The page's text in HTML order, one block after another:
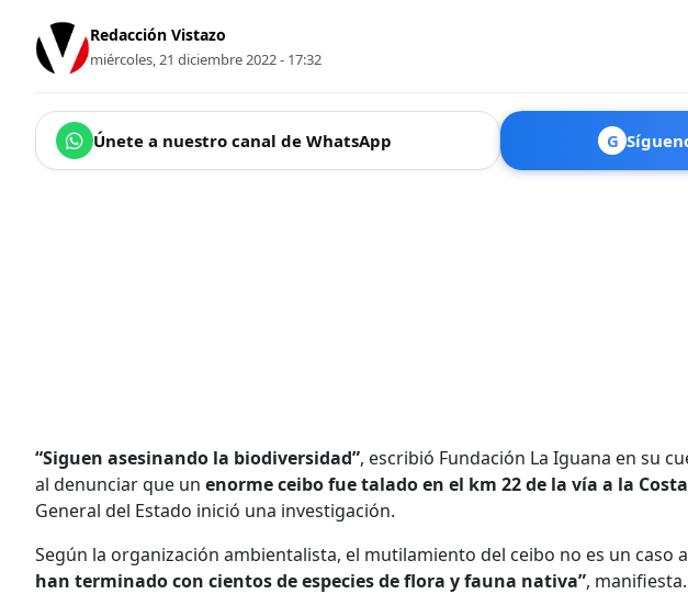
Redacción Vistazo
miércoles, 21 diciembre 2022 - 17:32
Únete a nuestro canal de WhatsApp G
“Siguen asesinando la biodiversidad”, escribió Fundación La Iguana en su
al denunciar que un enorme ceibo fue talado en el km 22 de la vía a la Costa
General del Estado inició una investigación.
Según la organización ambientalista, el mutilamiento del ceibo no es un caso
han terminado con cientos de especies de flora y fauna nativa”, manifiesta.